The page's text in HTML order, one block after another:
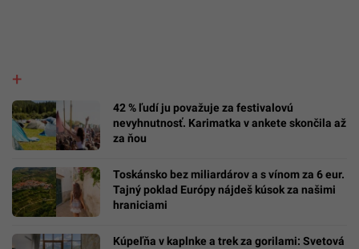
42 % ľudí ju považuje za festivalovú
nevyhnutnosť. Karimatka v ankete skončila až
za ňou
Toskánsko bez miliardárov a s vínom za 6 eur.
Tajný poklad Európy nájdeš kúsok za našimi
hraniciami
Kúpeľňa v kaplnke a trek za gorilami: Svetová